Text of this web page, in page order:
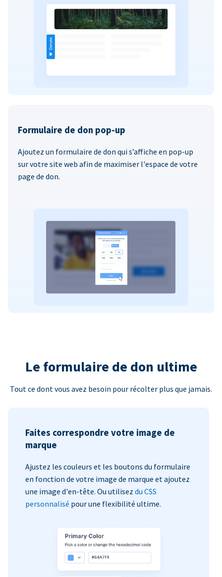
Formulaire de don pop-up
Ajoutez un formulaire de don qui s’affiche en pop-up
sur votre site web afin de maximiser l'espace de votre
page de don.
Le formulaire de don ultime
Tout ce dont vous avez besoin pour récolter plus que jamais.
Faites correspondre votre image de
marque
Ajustez les couleurs et les boutons du formulaire
en fonction de votre image de marque et ajoutez
une image d'en-tête. Ou utilisez du CSS
personnalisé pour une flexibilité ultime.